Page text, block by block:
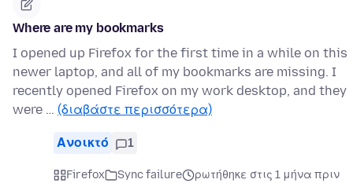
Where are my bookmarks
I opened up Firefox for the first time in a while on this
newer laptop, and all of my bookmarks are missing. I
recently opened Firefox on my work desktop, and they
were … (διαβάστε περισσότερα)
Ανοικτό 1
Firefox Sync failure
ρωτήθηκε στις 1 μήνα πριν